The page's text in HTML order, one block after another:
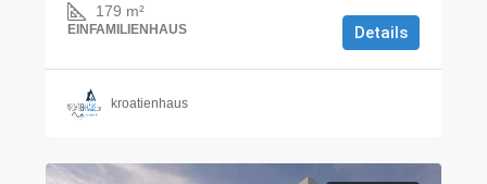
179 m²
EINFAMILIENHAUS Details
kroatienhaus